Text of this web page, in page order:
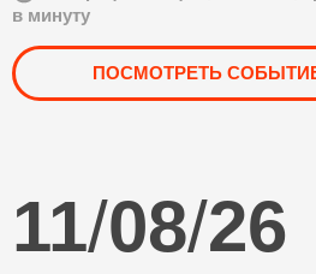
в минуту
ПОСМОТРЕТЬ
11/08/26